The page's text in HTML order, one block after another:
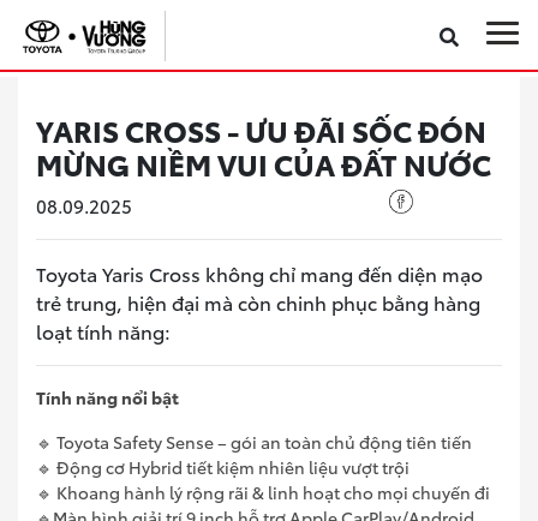
Dịch vụ
Phụ kiện đại lý
Khuyến mãi
Giới thiệu
Khám phá Toyota Raize
VR Showroom
Toyota toàn cầu
YARIS CROSS - ƯU ĐÃI SỐC ĐÓN
MỪNG NIỀM VUI CỦA ĐẤT NƯỚC
08.09.2025
Toyota Yaris Cross không chỉ mang đến diện mạo
trẻ trung, hiện đại mà còn chinh phục bằng hàng
loạt tính năng:
Tính năng nổi bật
🔹 Toyota Safety Sense – gói an toàn chủ động tiên tiến
🔹 Động cơ Hybrid tiết kiệm nhiên liệu vượt trội
🔹 Khoang hành lý rộng rãi & linh hoạt cho mọi chuyến đi